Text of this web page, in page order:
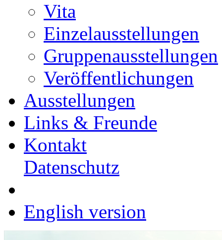
Vita
Einzelausstellungen
Gruppenausstellungen
Veröffentlichungen
Ausstellungen
Links & Freunde
Kontakt
Datenschutz
English version